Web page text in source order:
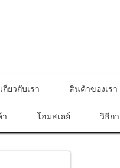
เกี่ยวกับเรา สินค้าของเรา
โฮมสเตย์ วิธีก